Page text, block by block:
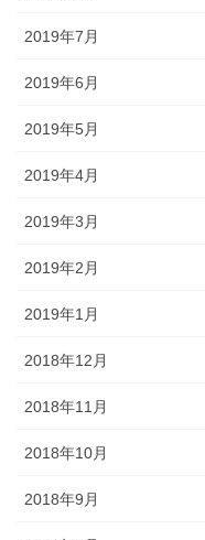
2019年7月
2019年6月
2019年5月
2019年4月
2019年3月
2019年2月
2019年1月
2018年12月
2018年11月
2018年10月
2018年9月